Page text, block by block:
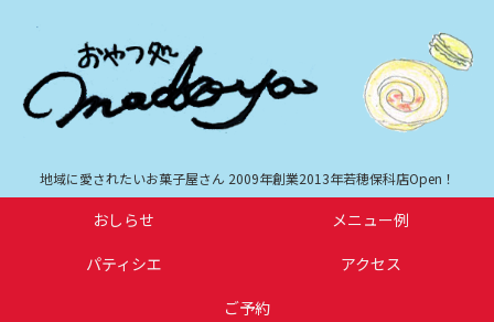
地域に愛されたいお菓子屋さん 2009年創業2013年若穂保科店Open！
おしらせ
メニュー例
パティシエ
アクセス
ご予約